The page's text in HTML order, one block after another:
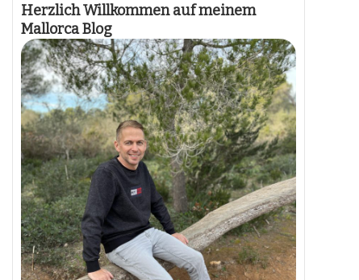
Herzlich Willkommen auf meinem
Mallorca Blog